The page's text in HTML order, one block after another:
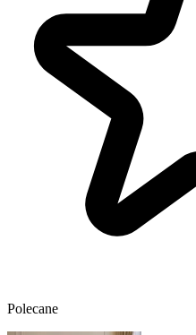
Polecane